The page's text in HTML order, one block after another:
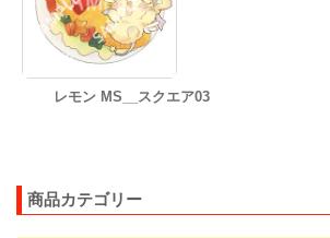
レモン MS__スクエア03
商品カテゴリー